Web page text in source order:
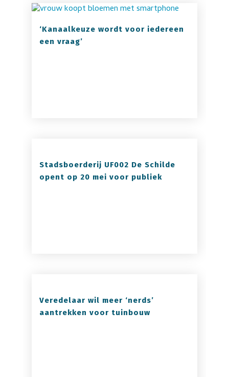
‘Kanaalkeuze wordt voor iedereen
een vraag’
Stadsboerderij UF002 De Schilde
opent op 20 mei voor publiek
Veredelaar wil meer ‘nerds’
aantrekken voor tuinbouw